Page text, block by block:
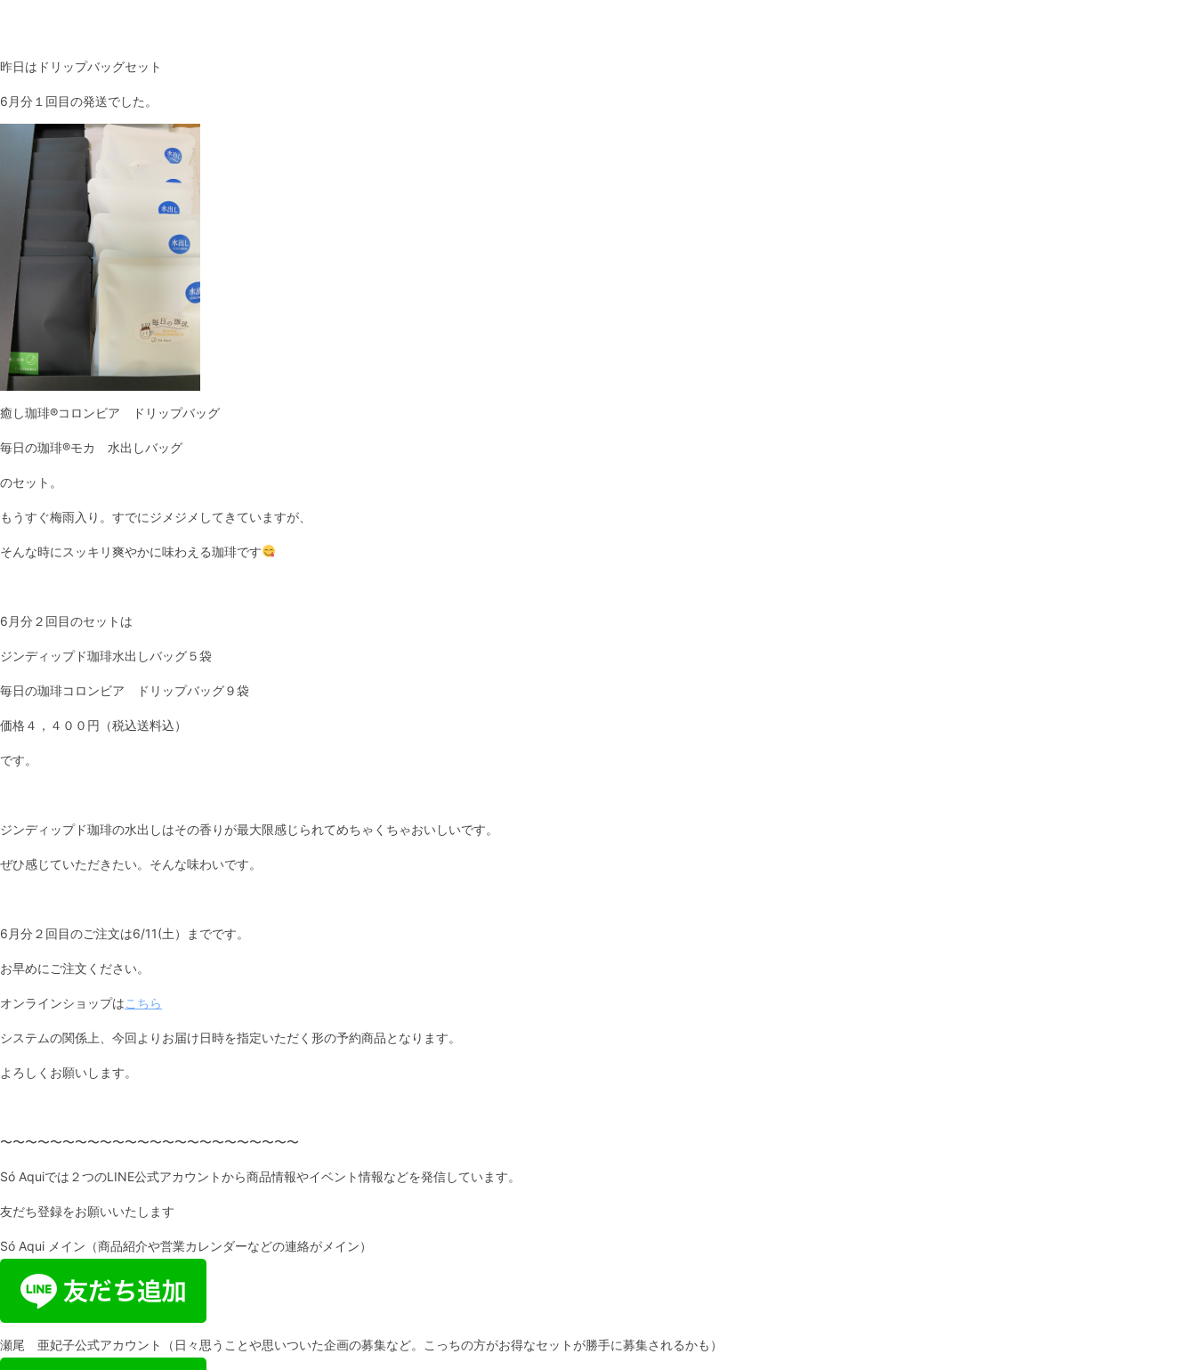
昨日はドリップバッグセット
6月分１回目の発送でした。
癒し珈琲®︎コロンビア ドリップバッグ
毎日の珈琲®︎モカ 水出しバッグ
のセット。
もうすぐ梅雨入り。すでにジメジメしてきていますが、
そんな時にスッキリ爽やかに味わえる珈琲です
6月分２回目のセットは
ジンディップド珈琲水出しバッグ５袋
毎日の珈琲コロンビア ドリップバッグ９袋
価格４，４００円（税込送料込）
です。
ジンディップド珈琲の水出しはその香りが最大限感じられてめちゃくちゃおいしいです。
ぜひ感じていただきたい。そんな味わいです。
6月分２回目のご注文は6/11(土）までです。
お早めにご注文ください。
オンラインショップはこちら
システムの関係上、今回よりお届け日時を指定いただく形の予約商品となります。
よろしくお願いします。
〜〜〜〜〜〜〜〜〜〜〜〜〜〜〜〜〜〜〜〜〜〜〜〜
Só Aquiでは２つのLINE公式アカウントから商品情報やイベント情報などを発信しています。
友だち登録をお願いいたします
Só Aqui メイン（商品紹介や営業カレンダーなどの連絡がメイン）
瀬尾 亜妃子公式アカウント（日々思うことや思いついた企画の募集など。こっちの方がお得なセットが勝手に募集されるかも）